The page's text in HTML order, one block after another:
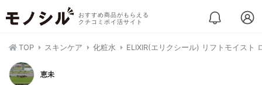
おすすめ商品がもらえる
クチコミポイ活サイト
TOP スキンケア 化粧水 ELIXIR(エリクシール) リフトモイスト
恵未